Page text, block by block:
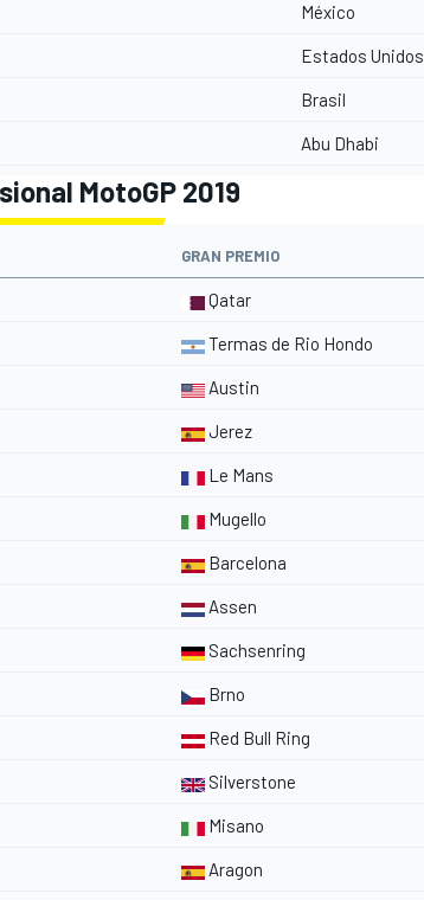
México
Estados Unidos
Brasil
Abu Dhabi
MotoGP 2019
GRAN PREMIO
Qatar
Termas de Rio Hondo
Austin
Jerez
Le Mans
Mugello
Barcelona
Assen
Sachsenring
Brno
Red Bull Ring
Silverstone
Misano
Aragon